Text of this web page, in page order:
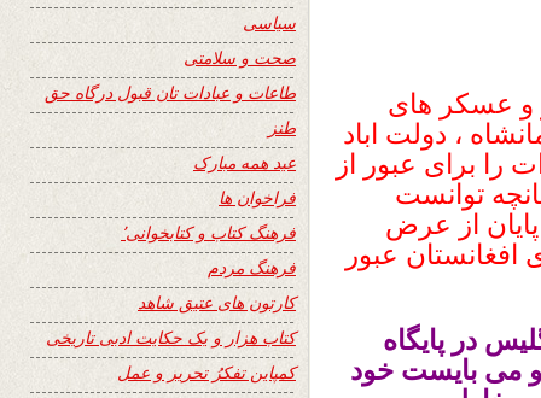
۳۵۰ نفر افسر و عسکر های
، دولت اباد
را برای عبور از
توانست
از عرض
عبور
در پایگاه
می بایست خود
سیاسی
صحت و سلامتی
طاعات و عبادات تان قبول درگاه حق
طنز
عید همه مبارک
فراخوان ها
فرهنگ کتاب و کتابخوانی٬
فرهنگ مردم
کارتون های عتیق شاهد
کتاب هزار و یک حکایت ادبی تاریخی
کمپاین تفکرُ تحریر و عمل